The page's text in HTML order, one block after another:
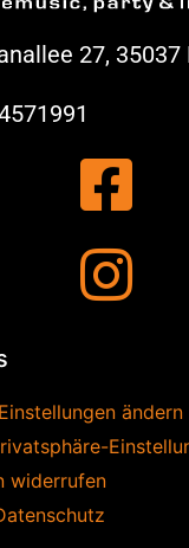
27, 35037
ändern
widerrufen